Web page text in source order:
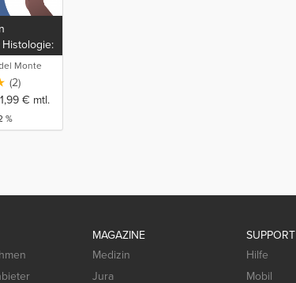
Monte
(2)
1,99 € mtl.
%
MAGAZINE
Medizin
Jura
SUPPORT
Hilfe
Mobil